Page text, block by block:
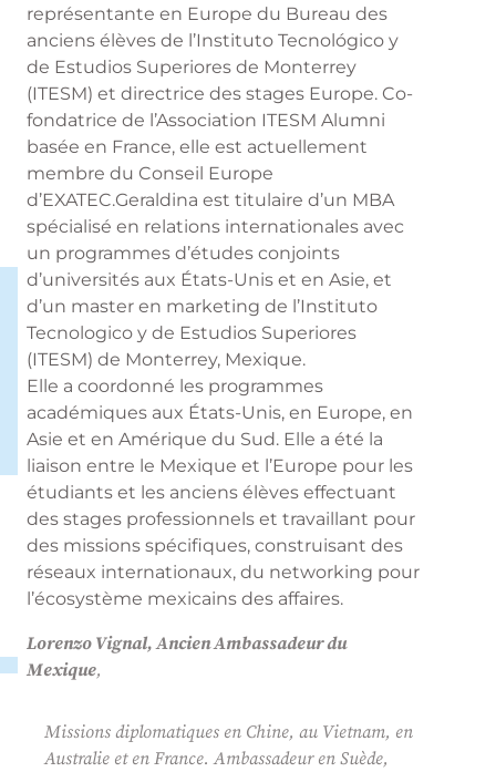
représentante en Europe du Bureau des
anciens élèves de l’Instituto Tecnológico y
de Estudios Superiores de Monterrey
(ITESM) et directrice des stages Europe. Co-
fondatrice de l’Association ITESM Alumni
basée en France, elle est actuellement
membre du Conseil Europe
d’EXATEC.Geraldina est titulaire d’un MBA
spécialisé en relations internationales avec
un programmes d’études conjoints
d’universités aux États-Unis et en Asie, et
d’un master en marketing de l’Instituto
Tecnologico y de Estudios Superiores
(ITESM) de Monterrey, Mexique.
Elle a coordonné les programmes
académiques aux États-Unis, en Europe, en
Asie et en Amérique du Sud. Elle a été la
liaison entre le Mexique et l’Europe pour les
étudiants et les anciens élèves effectuant
des stages professionnels et travaillant pour
des missions spécifiques, construisant des
réseaux internationaux, du networking pour
l’écosystème mexicains des affaires.
Lorenzo Vignal, Ancien Ambassadeur du
Mexique,
Missions diplomatiques en Chine, au Vietnam, en
Australie et en France. Ambassadeur en Suède,